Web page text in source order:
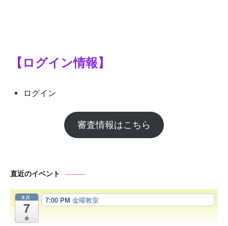
【ログイン情報】
ログイン
審査情報はこちら
直近のイベント
8月
7
金
7:00 PM 金曜教室